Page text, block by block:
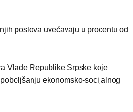
poslova uvećavaju u procentu od
Vlade Republike Srpske koje
ekonomsko-socijalnog